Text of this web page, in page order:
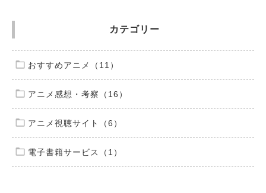
カテゴリー
おすすめアニメ（11）
アニメ感想・考察（16）
アニメ視聴サイト（6）
電子書籍サービス（1）